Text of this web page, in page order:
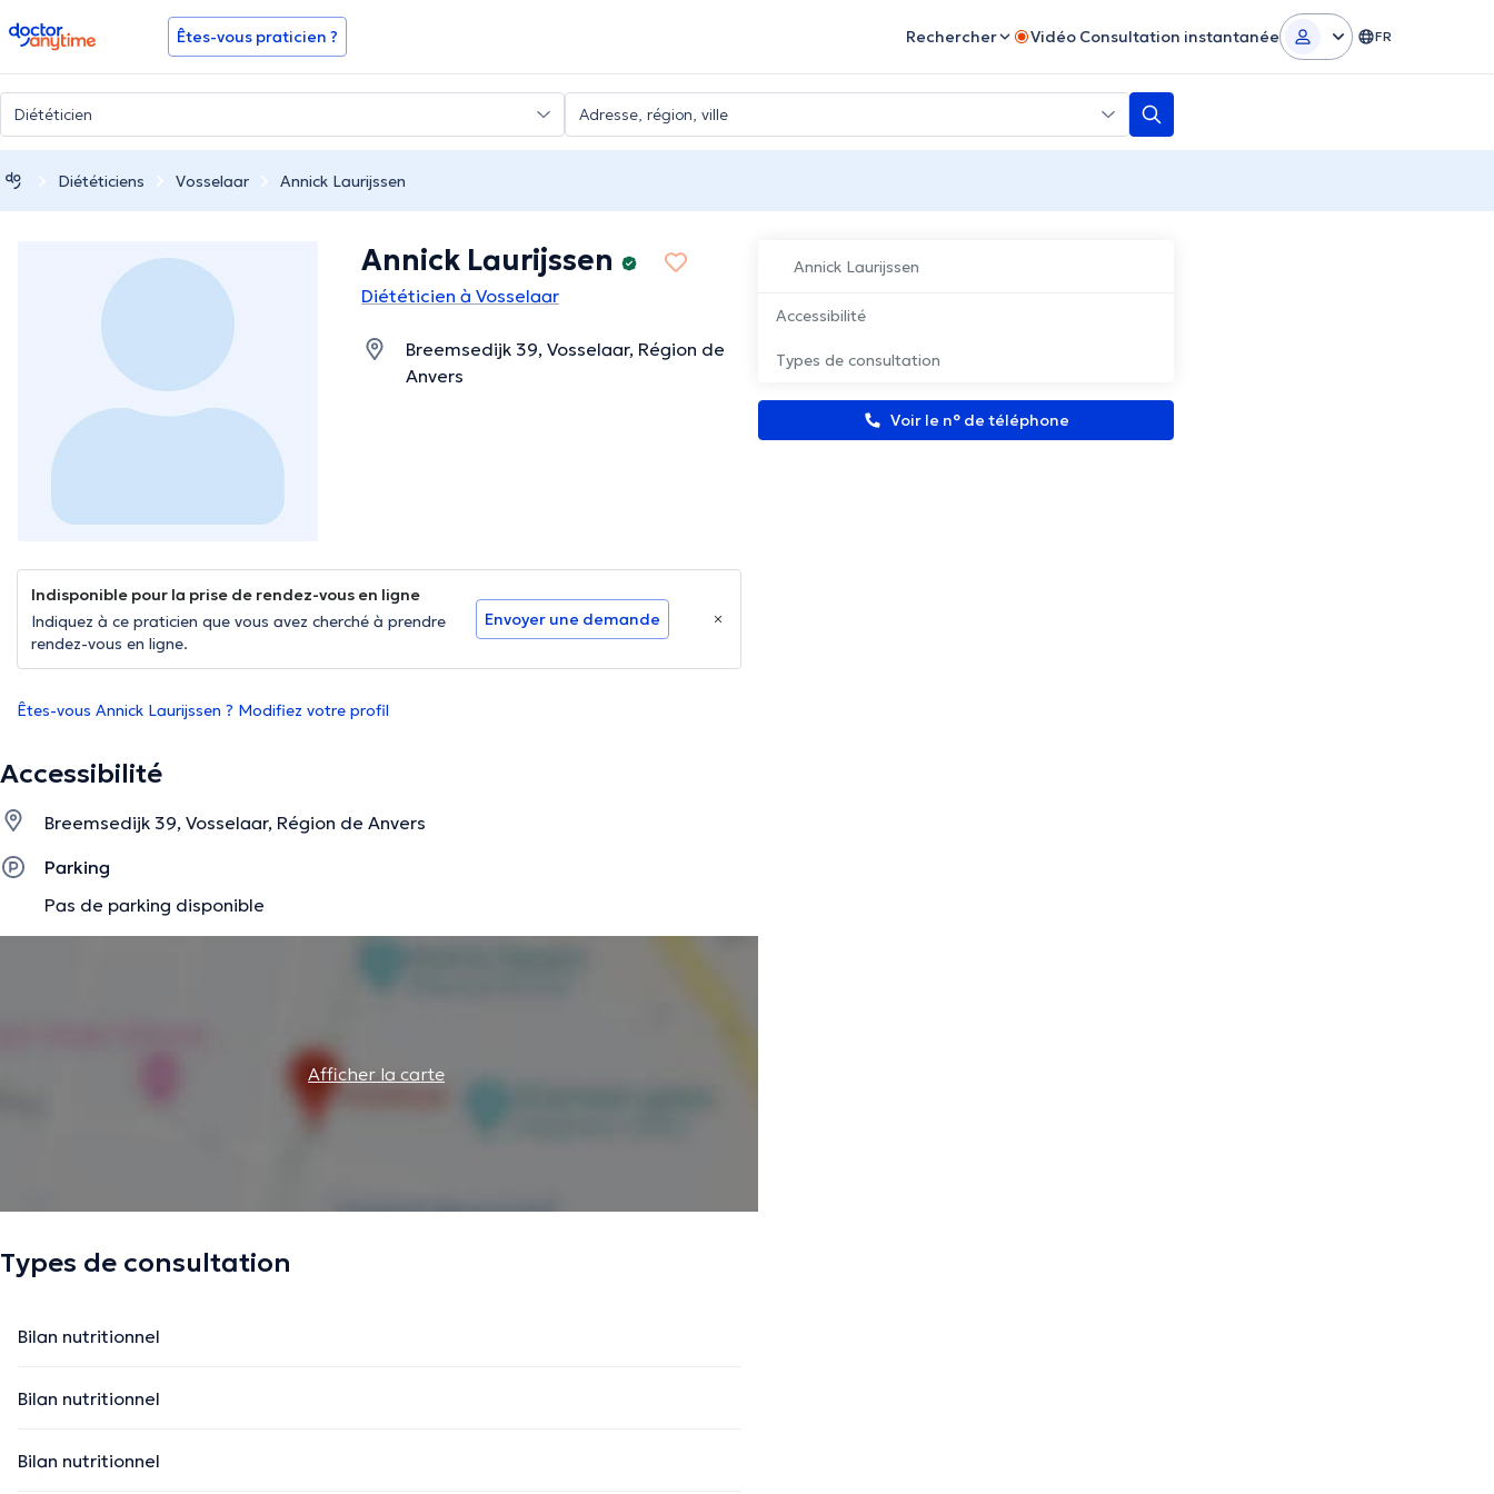
doctoranytime Êtes-vous praticien ? Rechercher Vidéo Consultation instantanée FR
Diététiciens Vosselaar Annick Laurijssen
Annick Laurijssen
Accessibilité
Types de consultation
Voir le n° de téléphone
Annick Laurijssen
Diététicien à Vosselaar
Breemsedijk 39, Vosselaar, Région de
Anvers
Indisponible pour la prise de rendez-vous en ligne
Indiquez à ce praticien que vous avez cherché à prendre
rendez-vous en ligne.
Envoyer une demande
Êtes-vous Annick Laurijssen ? Modifiez votre profil
Accessibilité
Breemsedijk 39, Vosselaar, Région de Anvers
Parking
Pas de parking disponible
Afficher la carte
Types de consultation
Bilan nutritionnel
Bilan nutritionnel
Bilan nutritionnel